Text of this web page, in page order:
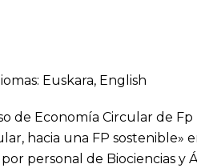
Euskara, English
de Economía Circular de Fp
hacia una FP sostenible»
personal de Biociencias y